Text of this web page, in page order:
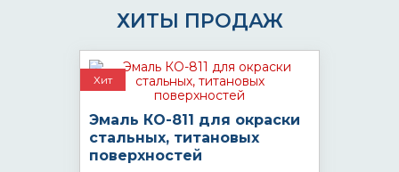
ХИТЫ ПРОДАЖ
Хит
Эмаль КО-811 для окраски
стальных, титановых
поверхностей